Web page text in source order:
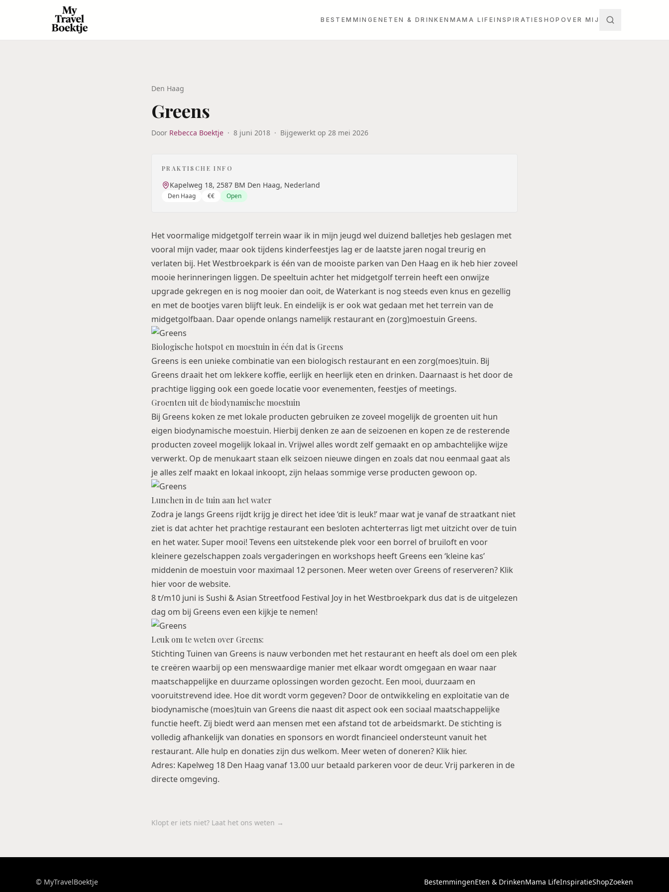
BESTEMMINGEN ETEN & DRINKEN MAMA LIFEINSPIRATIESHOP OVER MIJ
Den Haag
Greens
Door Rebecca Boektje · 8 juni 2018 · Bijgewerkt op 28 mei 2026
PRAKTISCHE INFO
Kapelweg 18, 2587 BM Den Haag, Nederland
Den Haag €€ Open
Het voormalige midgetgolf terrein waar ik in mijn jeugd wel duizend balletjes heb geslagen met
vooral mijn vader, maar ook tijdens kinderfeestjes lag er de laatste jaren nogal treurig en
verlaten bij. Het Westbroekpark is één van de mooiste parken van Den Haag en ik heb hier zoveel
mooie herinneringen liggen. De speeltuin achter het midgetgolf terrein heeft een onwijze
upgrade gekregen en is nog mooier dan ooit, de Waterkant is nog steeds even knus en gezellig
en met de bootjes varen blijft leuk. En eindelijk is er ook wat gedaan met het terrein van de
midgetgolfbaan. Daar opende onlangs namelijk restaurant en (zorg)moestuin Greens.
Biologische hotspot en moestuin in één dat is Greens
Greens is een unieke combinatie van een biologisch restaurant en een zorg(moes)tuin. Bij
Greens draait het om lekkere koffie, eerlijk en heerlijk eten en drinken. Daarnaast is het door de
prachtige ligging ook een goede locatie voor evenementen, feestjes of meetings.
Groenten uit de biodynamische moestuin
Bij Greens koken ze met lokale producten gebruiken ze zoveel mogelijk de groenten uit hun
eigen biodynamische moestuin. Hierbij denken ze aan de seizoenen en kopen ze de resterende
producten zoveel mogelijk lokaal in. Vrijwel alles wordt zelf gemaakt en op ambachtelijke wijze
verwerkt. Op de menukaart staan elk seizoen nieuwe dingen en zoals dat nou eenmaal gaat als
je alles zelf maakt en lokaal inkoopt, zijn helaas sommige verse producten gewoon op.
Lunchen in de tuin aan het water
Zodra je langs Greens rijdt krijg je direct het idee ‘dit is leuk!’ maar wat je vanaf de straatkant niet
ziet is dat achter het prachtige restaurant een besloten achterterras ligt met uitzicht over de tuin
en het water. Super mooi! Tevens een uitstekende plek voor een borrel of bruiloft en voor
kleinere gezelschappen zoals vergaderingen en workshops heeft Greens een ‘kleine kas’
middenin de moestuin voor maximaal 12 personen. Meer weten over Greens of reserveren? Klik
hiervoor de website.
8 t/m10 juni is Sushi & Asian Streetfood Festival Joy in het Westbroekpark dus dat is de uitgelezen
dag om bij Greens even een kijkje te nemen!
Leuk om te weten over Greens:
Stichting Tuinen van Greens is nauw verbonden met het restaurant en heeft als doel om een plek
te creëren waarbij op een menswaardige manier met elkaar wordt omgegaan en waar naar
maatschappelijke en duurzame oplossingen worden gezocht. Een mooi, duurzaam en
vooruitstrevend idee. Hoe dit wordt vorm gegeven? Door de ontwikkeling en exploitatie van de
biodynamische (moes)tuin van Greens die naast dit aspect ook een sociaal maatschappelijke
functie heeft. Zij biedt werd aan mensen met een afstand tot de arbeidsmarkt. De stichting is
volledig afhankelijk van donaties en sponsors en wordt financieel ondersteunt vanuit het
restaurant. Alle hulp en donaties zijn dus welkom. Meer weten of doneren? Klik hier.
Adres: Kapelweg 18 Den Haag vanaf 13.00 uur betaald parkeren voor de deur. Vrij parkeren in de
directe omgeving.
Klopt er iets niet? Laat het ons weten →
© MyTravelBoektje BestemmingenEten & DrinkenMama LifeInspiratieShopZoeken